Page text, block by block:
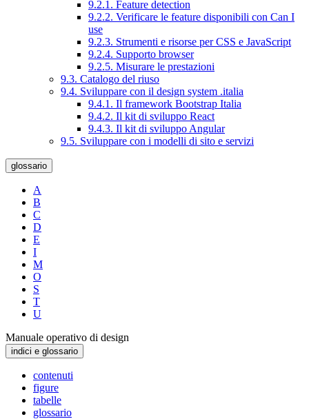
9.2.1. Feature detection
9.2.2. Verificare le feature disponibili con Can I
use
9.2.3. Strumenti e risorse per CSS e JavaScript
9.2.4. Supporto browser
9.2.5. Misurare le prestazioni
9.3. Catalogo del riuso
9.4. Sviluppare con il design system .italia
9.4.1. Il framework Bootstrap Italia
9.4.2. Il kit di sviluppo React
9.4.3. Il kit di sviluppo Angular
9.5. Sviluppare con i modelli di sito e servizi
glossario
A
B
C
D
E
I
M
O
S
T
U
Manuale operativo di design
indici e glossario
contenuti
figure
tabelle
glossario